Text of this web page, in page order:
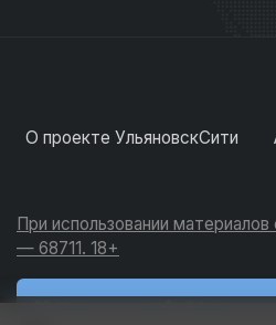
О проекте УльяновскСити
При использовании
— 68711. 18+